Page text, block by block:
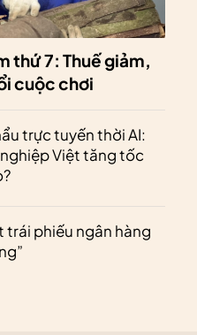
thứ 7: Thuế giảm,
cuộc chơi
trực tuyến thời AI:
Việt tăng tốc
trái phiếu ngân hàng